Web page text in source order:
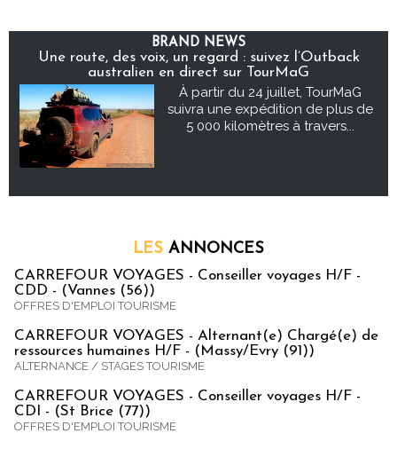
BRAND NEWS
Une route, des voix, un regard : suivez l’Outback
australien en direct sur TourMaG
À partir du 24 juillet, TourMaG
suivra une expédition de plus de
5 000 kilomètres à travers...
LES ANNONCES
CARREFOUR VOYAGES - Conseiller voyages H/F -
CDD - (Vannes (56))
OFFRES D'EMPLOI TOURISME
CARREFOUR VOYAGES - Alternant(e) Chargé(e) de
ressources humaines H/F - (Massy/Evry (91))
ALTERNANCE / STAGES TOURISME
CARREFOUR VOYAGES - Conseiller voyages H/F -
CDI - (St Brice (77))
OFFRES D'EMPLOI TOURISME